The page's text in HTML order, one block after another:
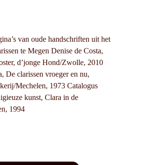
van oude handschriften uit het
te Megen Denise de Costa,
d’jonge Hond/Zwolle, 2010
De clarissen vroeger en nu,
Mechelen, 1973 Catalogus
kunst, Clara in de
1994